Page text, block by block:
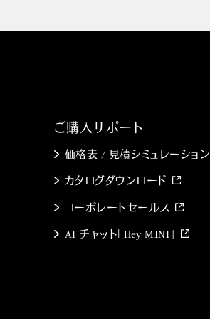
ご購入サポート
価格表 / 見積シミュレーション
カタログダウンロード
コーポレートセールス
AI チャット「Hey MINI」